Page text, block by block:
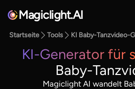
Magiclight.AI
Startseite Tools KI Baby-Tanzvideo-
KI-Generator für
Baby-
Magiclight AI wandelt